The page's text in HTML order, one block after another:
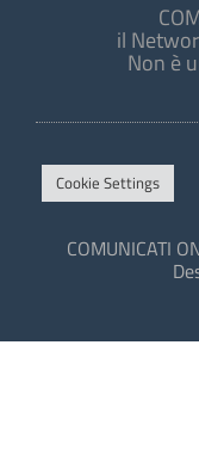
il
Non è
Cookie Settings
COMUNICATI